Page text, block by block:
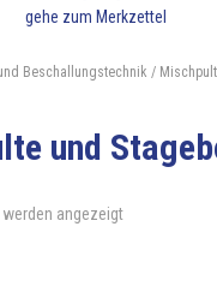
gehe zum Merkzettel
Beschallungstechnik /
und
angezeigt